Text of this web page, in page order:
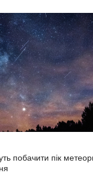
побачити пік